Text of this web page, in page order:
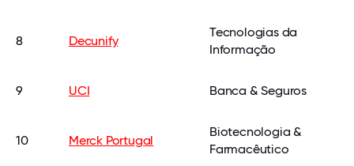
8 Decunify
Tecnologias da
Informação
9 UCI Banca & Seguros
10 Merck Portugal
Biotecnologia &
Farmacêutico